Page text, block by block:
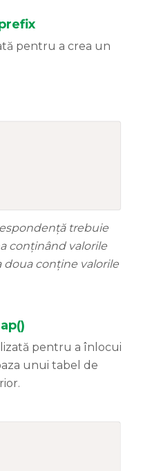
pentru a crea un
trebuie
conținând valorile
doua conține valorile
pentru a înlocui
unui tabel de